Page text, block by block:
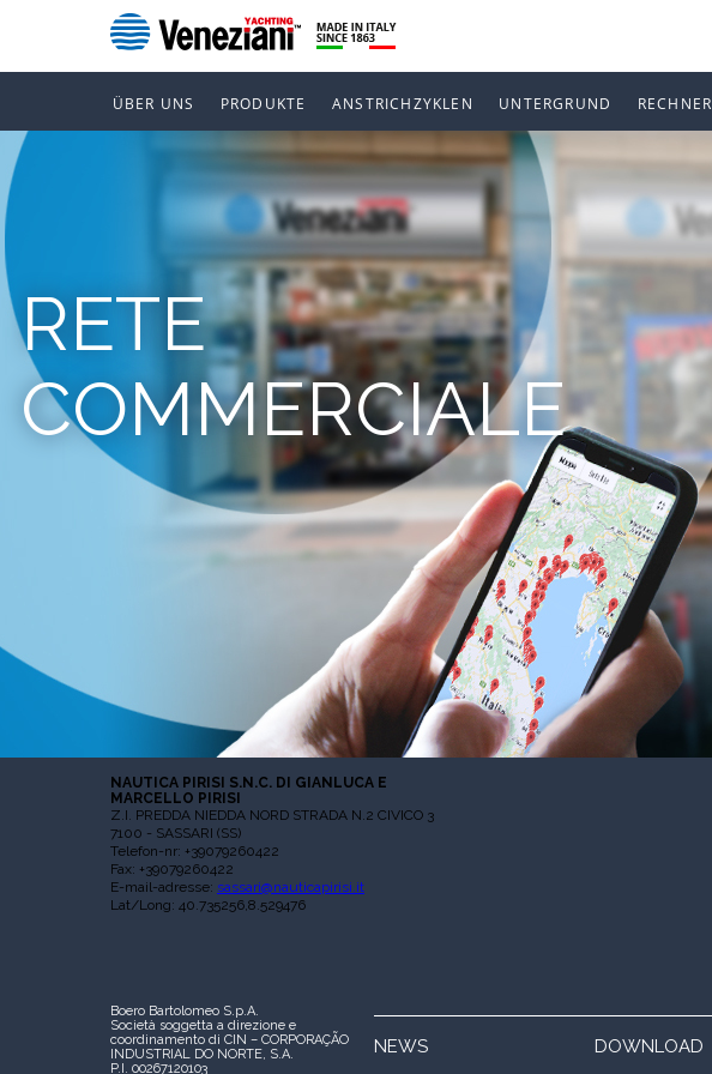
ÜBER UNS PRODUKTE ANSTRICHZYKLEN UNTERGRUND RECHNER
RETE
COMMERCIALE
NAUTICA PIRISI S.N.C. DI GIANLUCA E
MARCELLO PIRISI
Z.I. PREDDA NIEDDA NORD STRADA N.2 CIVICO 3
7100 - SASSARI (SS)
Telefon-nr: +39079260422
Fax: +39079260422
E-mail-adresse: sassari@nauticapirisi.it
Lat/Long: 40.735256,8.529476
Boero Bartolomeo S.p.A.
Società soggetta a direzione e
coordinamento di CIN – CORPORAÇÃO
INDUSTRIAL DO NORTE, S.A.
P.I. 00267120103
NEWS DOWNLOAD